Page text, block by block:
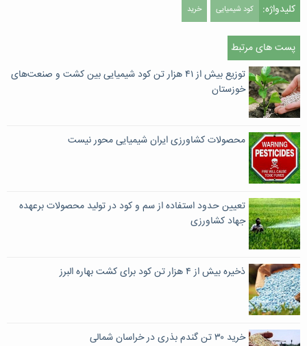
کلیدواژه: کود شیمیایی خرید
پست های مرتبط
توزیع بیش از ۴۱ هزار تن کود شیمیایی بین کشت و صنعت‌های
خوزستان
محصولات کشاورزی ایران شیمیایی محور نیست
تعیین حدود استفاده از سم و کود در تولید محصولات برعهده
جهاد کشاورزی
ذخیره بیش از ۴ هزار تن کود برای کشت بهاره البرز
خرید ۳۰ تن گندم بذری در خراسان شمالی